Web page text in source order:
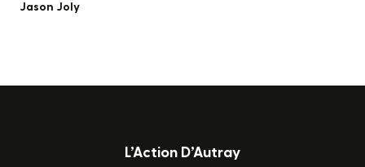
Jason Joly
L’Action D’Autray